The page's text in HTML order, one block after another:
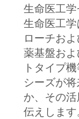
生命医工
生命医工
ローチお
薬基盤お
トタイプ
シーズが
か、その
伝えします